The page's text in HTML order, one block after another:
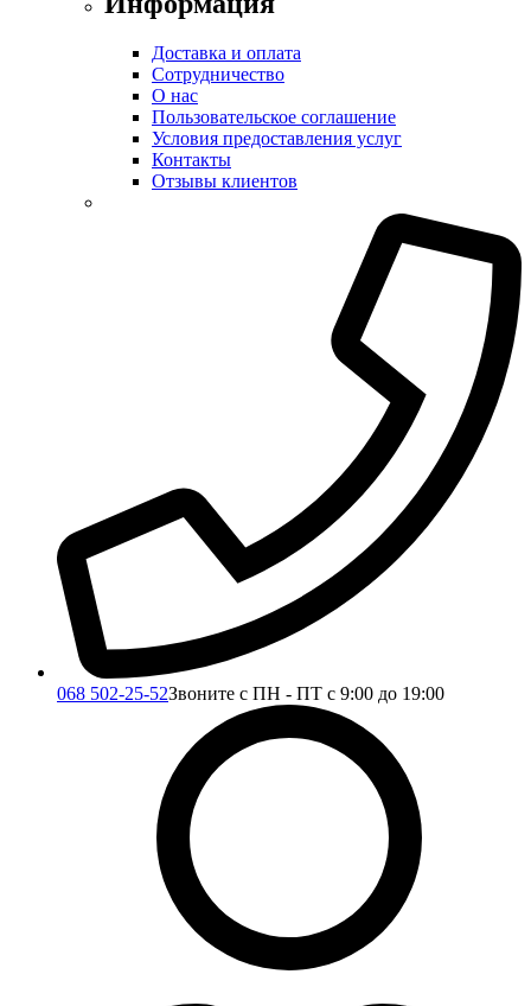
Доставка и оплата
Сотрудничество
О нас
Пользовательское соглашение
Условия предоставления услуг
Контакты
Отзывы клиентов
068 502-25-52Звоните с ПН - ПТ с 9:00 до 19:00